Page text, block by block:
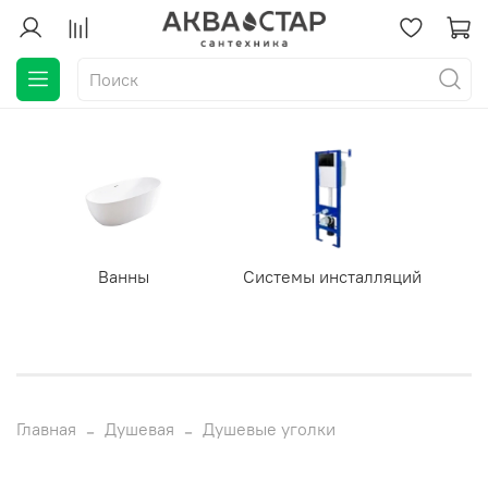
Ванны Системы инсталляций
Главная Душевая Душевые уголки